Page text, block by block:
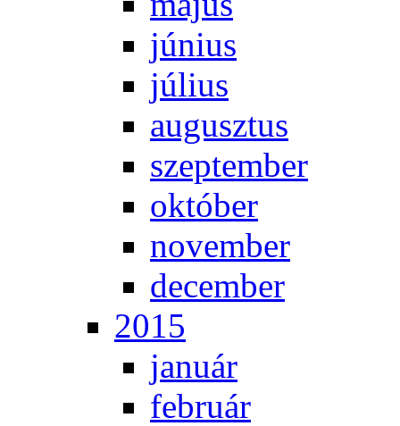
jú­ni­us
jú­li­us
au­gusz­tus
szep­tem­ber
ok­tó­ber
no­vem­ber
de­cem­ber
2015
ja­nu­ár
feb­ru­ár